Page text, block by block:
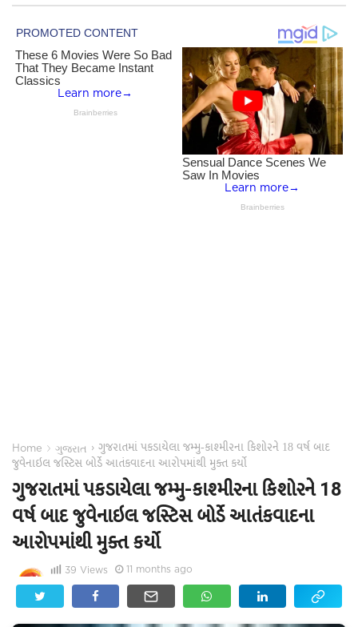
Home › ગુજરાત › ગુજરાતમાં પકડાયેલા જમ્મુ-કાશ્મીરના કિશોરને 18 વર્ષ બાદ
જુવેનાઇલ જસ્ટિસ બોર્ડે આતંકવાદના આરોપમાંથી મુક્ત કર્યો
ગુજરાતમાં પકડાયેલા જમ્મુ-કાશ્મીરના કિશોરને 18
વર્ષ બાદ જુવેનાઇલ જસ્ટિસ બોર્ડે આતંકવાદના
આરોપમાંથી મુક્ત કર્યો
39 Views 11 months ago